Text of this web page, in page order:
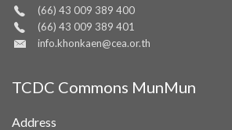
(66) 43 009 389 400
(66) 43 009 389 401
info.khonkaen@cea.or.th
TCDC Commons MunMun
Address